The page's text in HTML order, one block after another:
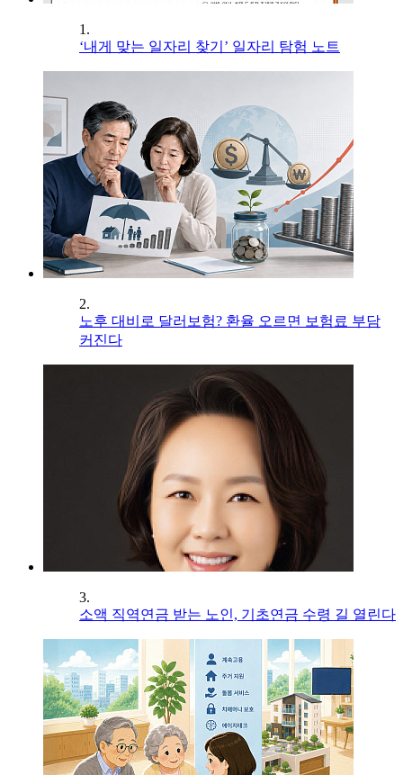
1.
‘내게 맞는 일자리 찾기’ 일자리 탐험 노트
2.
노후 대비로 달러보험? 환율 오르면 보험료 부담
커진다
3.
소액 직역연금 받는 노인, 기초연금 수령 길 열린다